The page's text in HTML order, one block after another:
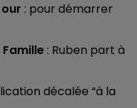
: pour démarrer
: Ruben part à
décalée “à la